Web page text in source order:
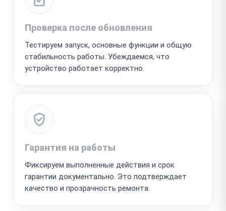
Проверка после обновления
Тестируем запуск, основные функции и общую
стабильность работы. Убеждаемся, что
устройство работает корректно.
Гарантия на работы
Фиксируем выполненные действия и срок
гарантии документально. Это подтверждает
качество и прозрачность ремонта.